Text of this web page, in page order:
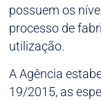
possuem os
processo de
utilização.
A Agência
19/2015, as